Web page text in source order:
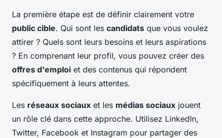
La première étape est de définir clairement votre
public cible. Qui sont les candidats que vous voulez
attirer ? Quels sont leurs besoins et leurs aspirations
? En comprenant leur profil, vous pouvez créer des
offres d'emploi et des contenus qui répondent
spécifiquement à leurs attentes.
Les réseaux sociaux et les médias sociaux jouent
un rôle clé dans cette approche. Utilisez LinkedIn,
Twitter, Facebook et Instagram pour partager des